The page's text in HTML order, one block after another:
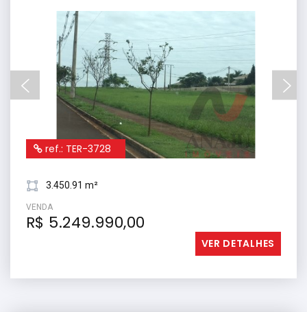
ref.: TER-3728
3.450.91 m²
VENDA
R$ 5.249.990,00
VER DETALHES